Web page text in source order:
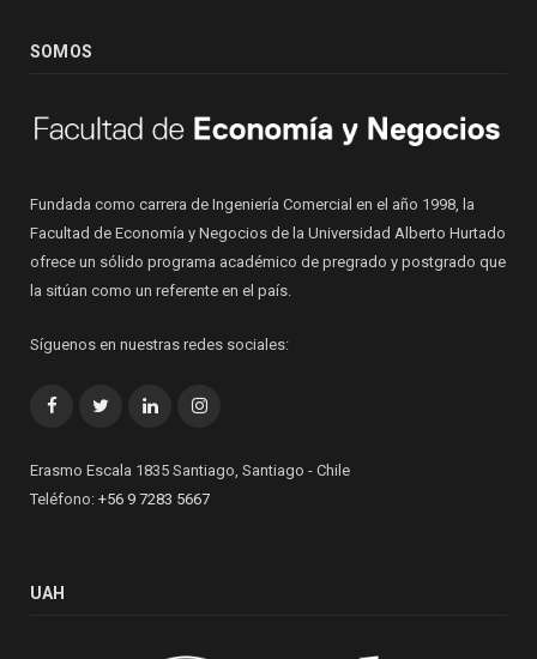
SOMOS
Fundada como carrera de Ingeniería Comercial en el año 1998, la
Facultad de Economía y Negocios de la Universidad Alberto Hurtado
ofrece un sólido programa académico de pregrado y postgrado que
la sitúan como un referente en el país.
Síguenos en nuestras redes sociales:
FacebookTwitterLinkedInInstagram
Erasmo Escala 1835 Santiago, Santiago - Chile
Teléfono: +56 9 7283 5667
UAH